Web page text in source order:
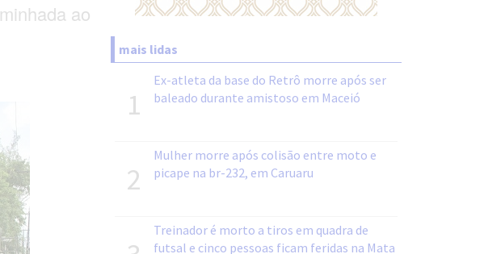
ao
mais lidas
1
Ex-atleta da base do Retrô morre após ser
baleado durante amistoso em Maceió
2
Mulher morre após colisão entre moto e
picape na br-232, em Caruaru
Treinador é morto a tiros em quadra de
futsal e cinco pessoas ficam feridas na Mata